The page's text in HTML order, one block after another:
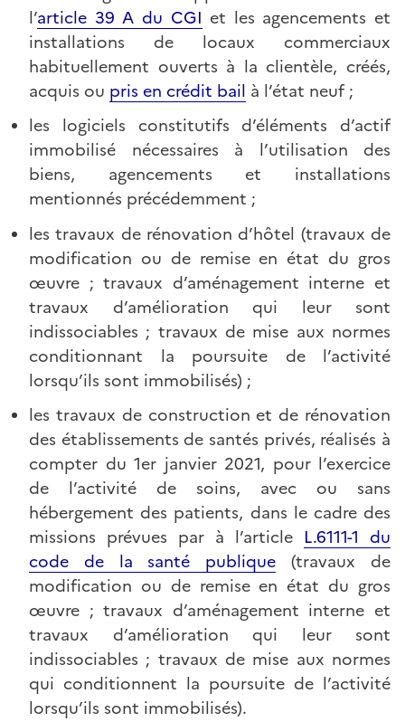
l’article 39 A du CGI et les agencements et
installations de locaux commerciaux
habituellement ouverts à la clientèle, créés,
acquis ou pris en crédit bail à l’état neuf ;
les logiciels constitutifs d’éléments d’actif
immobilisé nécessaires à l’utilisation des
biens, agencements et installations
mentionnés précédemment ;
les travaux de rénovation d’hôtel (travaux de
modification ou de remise en état du gros
œuvre ; travaux d’aménagement interne et
travaux d’amélioration qui leur sont
indissociables ; travaux de mise aux normes
conditionnant la poursuite de l’activité
lorsqu’ils sont immobilisés) ;
les travaux de construction et de rénovation
des établissements de santés privés, réalisés à
compter du 1er janvier 2021, pour l’exercice
de l’activité de soins, avec ou sans
hébergement des patients, dans le cadre des
missions prévues par à l’article L.6111-1 du
code de la santé publique (travaux de
modification ou de remise en état du gros
œuvre ; travaux d’aménagement interne et
travaux d’amélioration qui leur sont
indissociables ; travaux de mise aux normes
qui conditionnent la poursuite de l’activité
lorsqu’ils sont immobilisés).